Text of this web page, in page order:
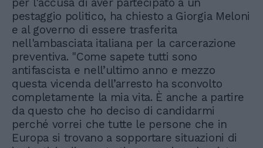
pestaggio politico, ha chiesto a Giorgia Meloni
e al governo di essere trasferita
nell'ambasciata italiana per la carcerazione
preventiva. "Come sapete tutti sono
antifascista e nell’ultimo anno e mezzo
questa vicenda dell’arresto ha sconvolto
completamente la mia vita. È anche a partire
da questo che ho deciso di candidarmi
perché vorrei che tutte le persone che in
Europa si trovano a sopportare situazioni di